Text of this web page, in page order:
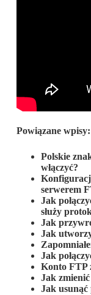
Powiązane wpisy:
Polskie
włączyć?
serwerem
Jak
służy
Jak
Jak
Jak
Konto FTP
Jak
Jak